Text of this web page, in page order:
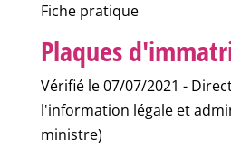
Fiche pratique
Plaques
Vérifié le 07/07/2021 -
l'information légale et
ministre)